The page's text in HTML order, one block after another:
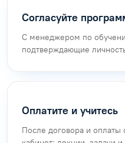
Согласуйте
С менеджером по
подтверждающие
Оплатите и учитесь
После договора и оплаты